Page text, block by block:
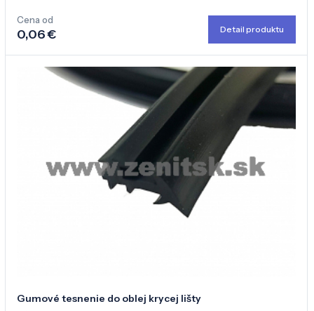
Cena od
0,06 € Detail produktu
Gumové tesnenie do oblej krycej lišty